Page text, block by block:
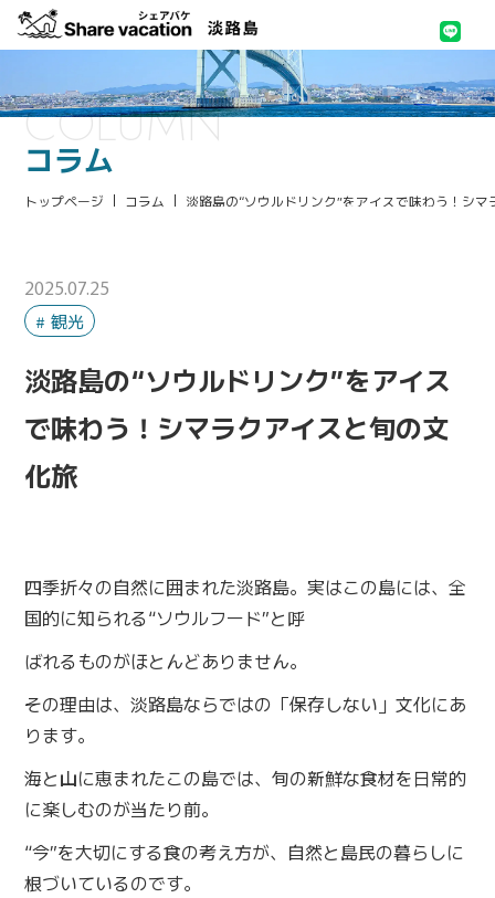
コラム
トップページ コラム 淡路島の“ソウルドリンク”をアイスで味わう！シ
COLUMN
2025.07.25
観光
淡路島の“ソウルドリンク”をアイス
で味わう！シマラクアイスと旬の文
化旅
四季折々の自然に囲まれた淡路島。実はこの島には、全
国的に知られる“ソウルフード”と呼
ばれるものがほとんどありません。
その理由は、淡路島ならではの「保存しない」文化にあ
ります。
海と山に恵まれたこの島では、旬の新鮮な食材を日常的
に楽しむのが当たり前。
“今”を大切にする食の考え方が、自然と島民の暮らしに
根づいているのです。